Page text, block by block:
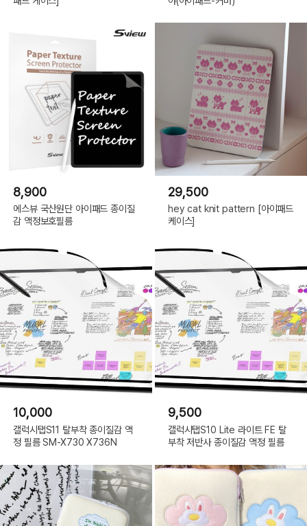
8,900
에스뷰 국산원단 아이패드 종이질
감 액정보호필름
29,500
hey cat knit pattern [아이패드
케이스]
10,000
갤럭시탭S11 탈부착 종이질감 액
정 필름 SM-X730 X736N
9,500
갤럭시탭S10 Lite 라이트 FE 탈
부착 저반사 종이질감 액정 필름